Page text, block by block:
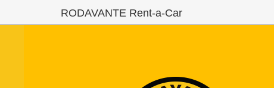
RODAVANTE Rent-a-Car